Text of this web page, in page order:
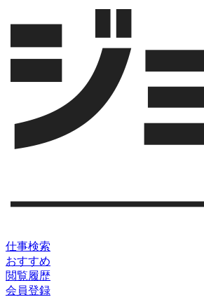
仕事検索
おすすめ
閲覧履歴
会員登録